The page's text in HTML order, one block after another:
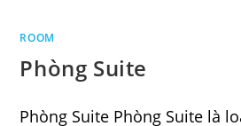
ROOM
Phòng Suite
Phòng Suite Phòng Suite là